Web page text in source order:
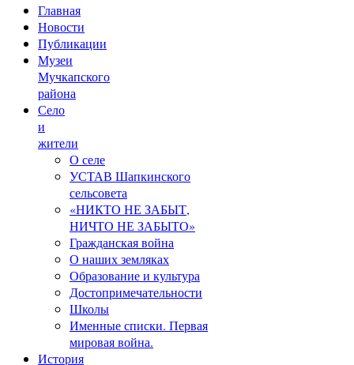
Главная
Новости
Публикации
Музеи
Мучкапского
района
Село
и
жители
О селе
УСТАВ Шапкинского
сельсовета
«НИКТО НЕ ЗАБЫТ,
НИЧТО НЕ ЗАБЫТО»
Гражданская война
О наших земляках
Образование и культура
Достопримечательности
Школы
Именные списки. Первая
мировая война.
История